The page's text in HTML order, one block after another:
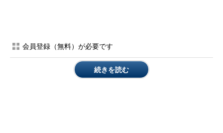
り、十分なプロセッサ能力（Intel Core i5）、メモリ（8GB）、
ディスク空き容量（数100GB）があります。「Windows 10更新
会員登録（無料）が必要です
続きを読む